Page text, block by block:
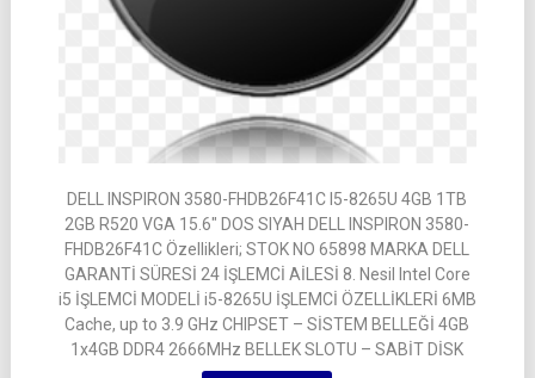
DELL INSPIRON 3580-FHDB26F41C I5-8265U 4GB 1TB
2GB R520 VGA 15.6″ DOS SIYAH DELL INSPIRON 3580-
FHDB26F41C Özellikleri; STOK NO 65898 MARKA DELL
GARANTİ SÜRESİ 24 İŞLEMCİ AİLESİ 8. Nesil Intel Core
i5 İŞLEMCİ MODELİ i5-8265U İŞLEMCİ ÖZELLİKLERİ 6MB
Cache, up to 3.9 GHz CHIPSET – SİSTEM BELLEĞİ 4GB
1x4GB DDR4 2666MHz BELLEK SLOTU – SABİT DİSK